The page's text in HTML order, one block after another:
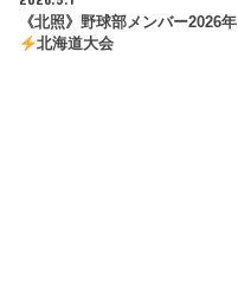
《北照》野球部メンバー2026年
北海道大会